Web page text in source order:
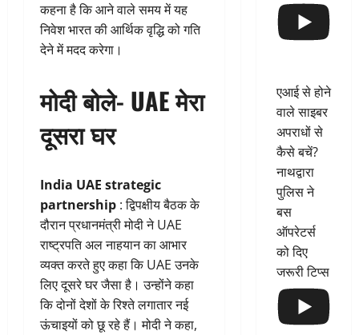
कहना है कि आने वाले समय में यह
निवेश भारत की आर्थिक वृद्धि को गति
देने में मदद करेगा।
मोदी बोले- UAE मेरा
दूसरा घर
India UAE strategic
partnership : द्विपक्षीय बैठक के
दौरान प्रधानमंत्री मोदी ने UAE
राष्ट्रपति अल नाहयान का आभार
व्यक्त करते हुए कहा कि UAE उनके
लिए दूसरे घर जैसा है। उन्होंने कहा
कि दोनों देशों के रिश्ते लगातार नई
ऊंचाइयों को छू रहे हैं। मोदी ने कहा,
एआई से होने
वाले साइबर
अपराधों से
कैसे बचें?
नाथद्वारा
पुलिस ने
बस
ऑपरेटर्स
को दिए
जरूरी टिप्स